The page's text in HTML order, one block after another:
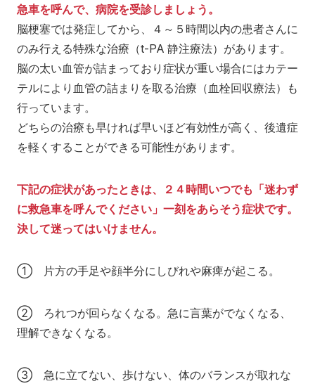
急車を呼んで、病院を受診しましょう。
脳梗塞では発症してから、４～５時間以内の患者さんに
のみ行える特殊な治療（t-PA 静注療法）があります。
脳の太い血管が詰まっており症状が重い場合にはカテー
テルにより血管の詰まりを取る治療（血栓回収療法）も
行っています。
どちらの治療も早ければ早いほど有効性が高く、後遺症
を軽くすることができる可能性があります。
下記の症状があったときは、２４時間いつでも「迷わず
に救急車を呼んでください」一刻をあらそう症状です。
決して迷ってはいけません。
① 片方の手足や顔半分にしびれや麻痺が起こる。
② ろれつが回らなくなる。急に言葉がでなくなる、
理解できなくなる。
③ 急に立てない、歩けない、体のバランスが取れな